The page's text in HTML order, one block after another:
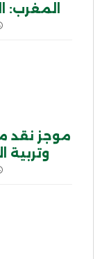
المغرب:
موجز نقد
وتربية